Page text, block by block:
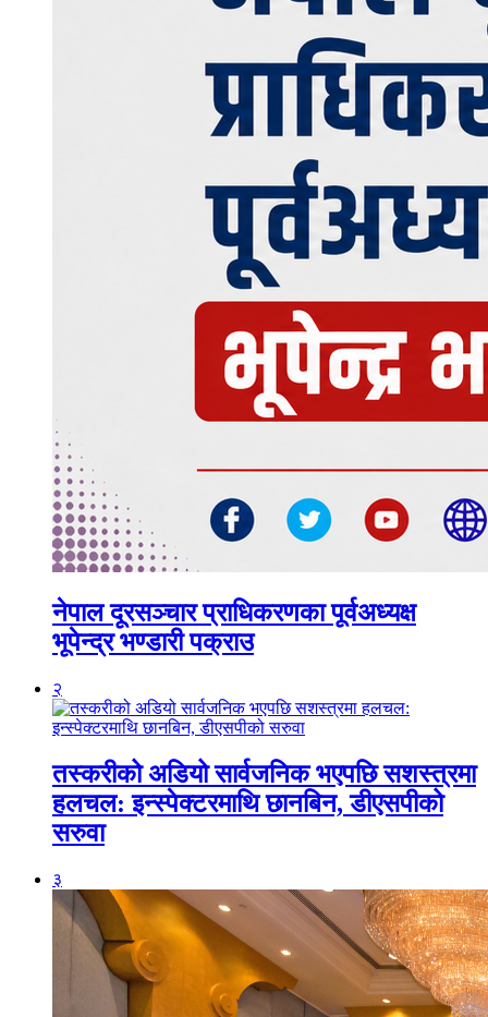
नेपाल दूरसञ्चार प्राधिकरणका पूर्वअध्यक्ष
भूपेन्द्र भण्डारी पक्राउ
२
तस्करीको अडियो सार्वजनिक भएपछि सशस्त्रमा
हलचल: इन्स्पेक्टरमाथि छानबिन, डीएसपीको
सरुवा
३